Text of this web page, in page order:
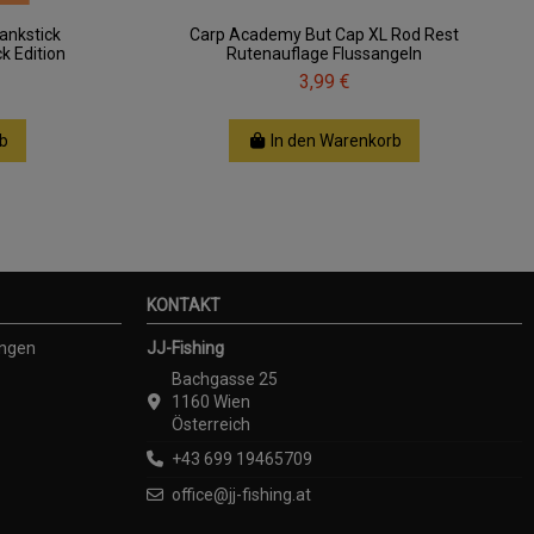
Edition
Carp Academy But Cap XL Rod Rest
Rutenauflage Flussangeln
3,99 €
In den Warenkorb
KONTAKT
JJ-Fishing
Bachgasse 25
1160 Wien
Österreich
+43 699 19465709
office@jj-fishing.at